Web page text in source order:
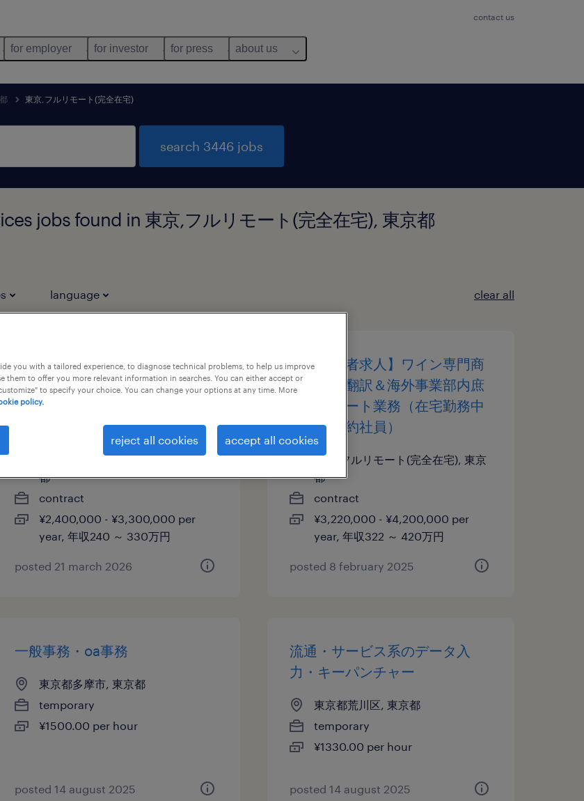
contact us
for employer for investor for press about us
東京,フルリモート(完全在宅)
search 3446 jobs
jobs found in 東京,フルリモート(完全在宅), 東京都
language clear all
【障がい者求人】人材サービス
会社／社会保険事務（遠方の方
はフルリモート採用）（契約社
員）（東京都）
東京,フルリモート(完全在宅), 東京
都
contract
¥2,400,000 - ¥3,300,000 per
year, 年収240 ～ 330万円
posted 21 march 2026
【障がい者求人】ワイン専門商
社／英語翻訳＆海外事業部内庶
務・サポート業務（在宅勤務中
心）（契約社員）
東京,フルリモート(完全在宅), 東京
都
contract
¥3,220,000 - ¥4,200,000 per
year, 年収322 ～ 420万円
posted 8 february 2025
一般事務・oa事務
東京都多摩市, 東京都
temporary
¥1500.00 per hour
posted 14 august 2025
流通・サービス系のデータ入
力・キーパンチャー
東京都荒川区, 東京都
temporary
¥1330.00 per hour
posted 14 august 2025
you with a tailored experience, to diagnose technical problems, to help us improve
them to offer you more relevant information in searches. You can either accept or
to specify your choice. You can change your options at any time. More
policy.
reject all cookies accept all cookies